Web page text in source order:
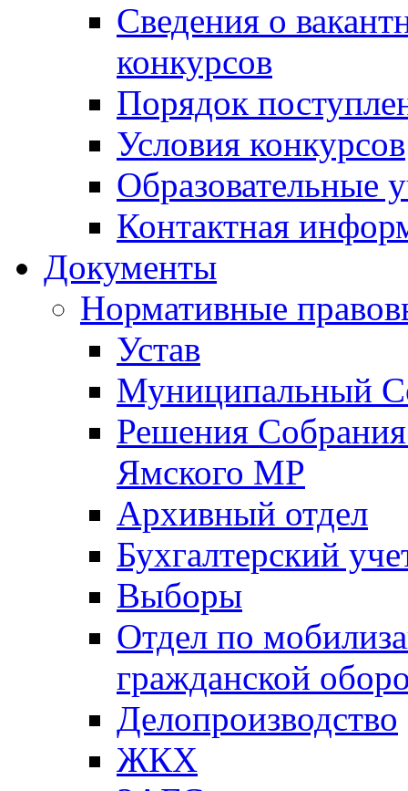
Сведения о
конкурсов
Порядок
Условия конкурсов
Образовательные
Контактная
Документы
Нормативные
Устав
Муниципальный
Решения
Ямского МР
Архивный отдел
Бухгалтерский
Выборы
Отдел по
гражданской
Делопроизводство
ЖКХ